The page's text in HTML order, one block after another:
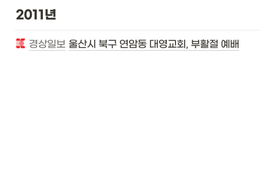
2011년
경상일보 울산시 북구 연암동 대영교회, 부활절 예배